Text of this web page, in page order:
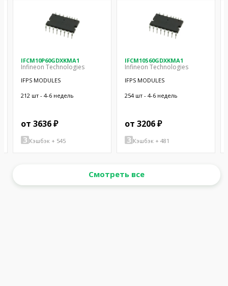
IFCM10P60GDXKMA1
Infineon Technologies
IFPS MODULES
212 шт - 4-6 недель
от 3636 ₽
Кэшбэк + 545
IFCM10S60GDXKMA1
Infineon Technologies
IFPS MODULES
254 шт - 4-6 недель
от 3206 ₽
Кэшбэк + 481
Смотреть все